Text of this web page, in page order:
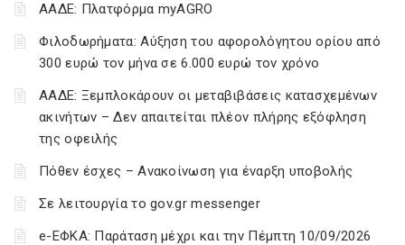
ΑΑΔΕ: Πλατφόρμα myAGRO
Φιλοδωρήματα: Αύξηση του αφορολόγητου ορίου από
300 ευρώ τον μήνα σε 6.000 ευρώ τον χρόνο
ΑΑΔΕ: Ξεμπλοκάρουν οι μεταβιβάσεις κατασχεμένων
ακινήτων – Δεν απαιτείται πλέον πλήρης εξόφληση
της οφειλής
Πόθεν έσχες – Ανακοίνωση για έναρξη υποβολής
Σε λειτουργία το gov.gr messenger
e-ΕΦΚΑ: Παράταση μέχρι και την Πέμπτη 10/09/2026